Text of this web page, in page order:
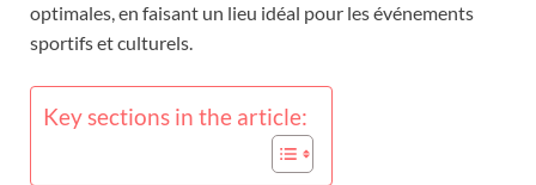
optimales, en faisant un lieu idéal pour les événements
sportifs et culturels.
Key sections in the article: